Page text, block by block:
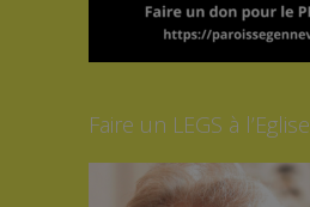
Faire un LEGS à l’Eglise